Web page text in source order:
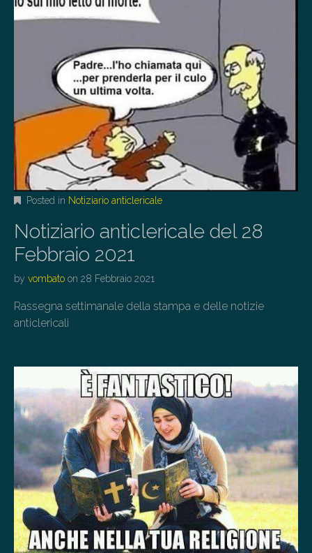
Posted in Notiziario anticlericale
Notiziario anticlericale del 28
Febbraio 2021
by vombato on 28 Febbraio 2021
Rassegna settimanale della stampa e delle notizie
anticlericali